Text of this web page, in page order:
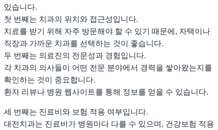
있습니다.
첫 번째는 치과의 위치와 접근성입니다.
치료를 받기 위해 자주 방문해야 할 수 있기 때문에, 자택이나
직장과 가까운 치과를 선택하는 것이 좋습니다.
두 번째는 의료진의 전문성과 경험입니다.
각 치과의 의사들이 어떤 전문 분야에서 경력을 쌓아왔는지를
확인하는 것이 중요합니다.
환자 리뷰나 병원 웹사이트를 통해 정보를 얻을 수 있습니다.
세 번째는 진료비와 보험 적용 여부입니다.
대전치과는 진료비가 병원마다 다를 수 있으며, 건강보험 적용